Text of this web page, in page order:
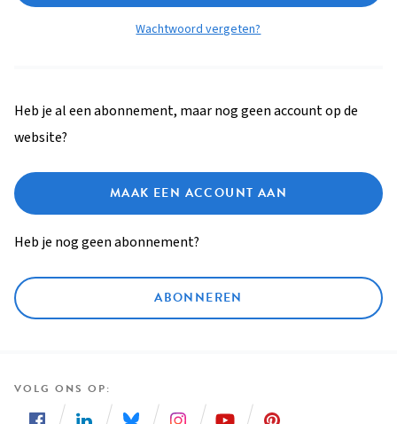
Wachtwoord vergeten?
Heb je al een abonnement, maar nog geen account op de
website?
MAAK EEN ACCOUNT AAN
Heb je nog geen abonnement?
ABONNEREN
VOLG ONS OP